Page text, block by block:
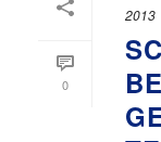
0
2013